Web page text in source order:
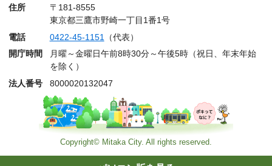
住所
〒181-8555
東京都三鷹市野崎一丁目1番1号
電話
0422-45-1151
（代表）
開庁時間
月曜～金曜日午前8時30分～午後5時（祝日、年末年始
を除く）
法人番号
8000020132047
Copyright© Mitaka City. All rights reserved.